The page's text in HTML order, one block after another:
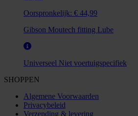
Oorspronkelijk: € 44,99
Gibson Moutech fitting Lube
Universeel Niet voertuigspecifiek
SHOPPEN
Algemene Voorwaarden
Privacybeleid
Verzending & levering